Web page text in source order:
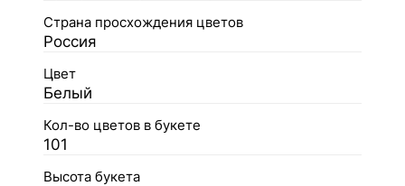
Страна просхождения цветов
Россия
Цвет
Белый
Кол-во цветов в букете
101
Высота букета